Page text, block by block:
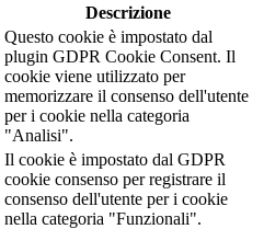
Descrizione
Questo cookie è impostato dal
plugin GDPR Cookie Consent. Il
cookie viene utilizzato per
memorizzare il consenso dell'utente
per i cookie nella categoria
"Analisi".
Il cookie è impostato dal GDPR
cookie consenso per registrare il
consenso dell'utente per i cookie
nella categoria "Funzionali".